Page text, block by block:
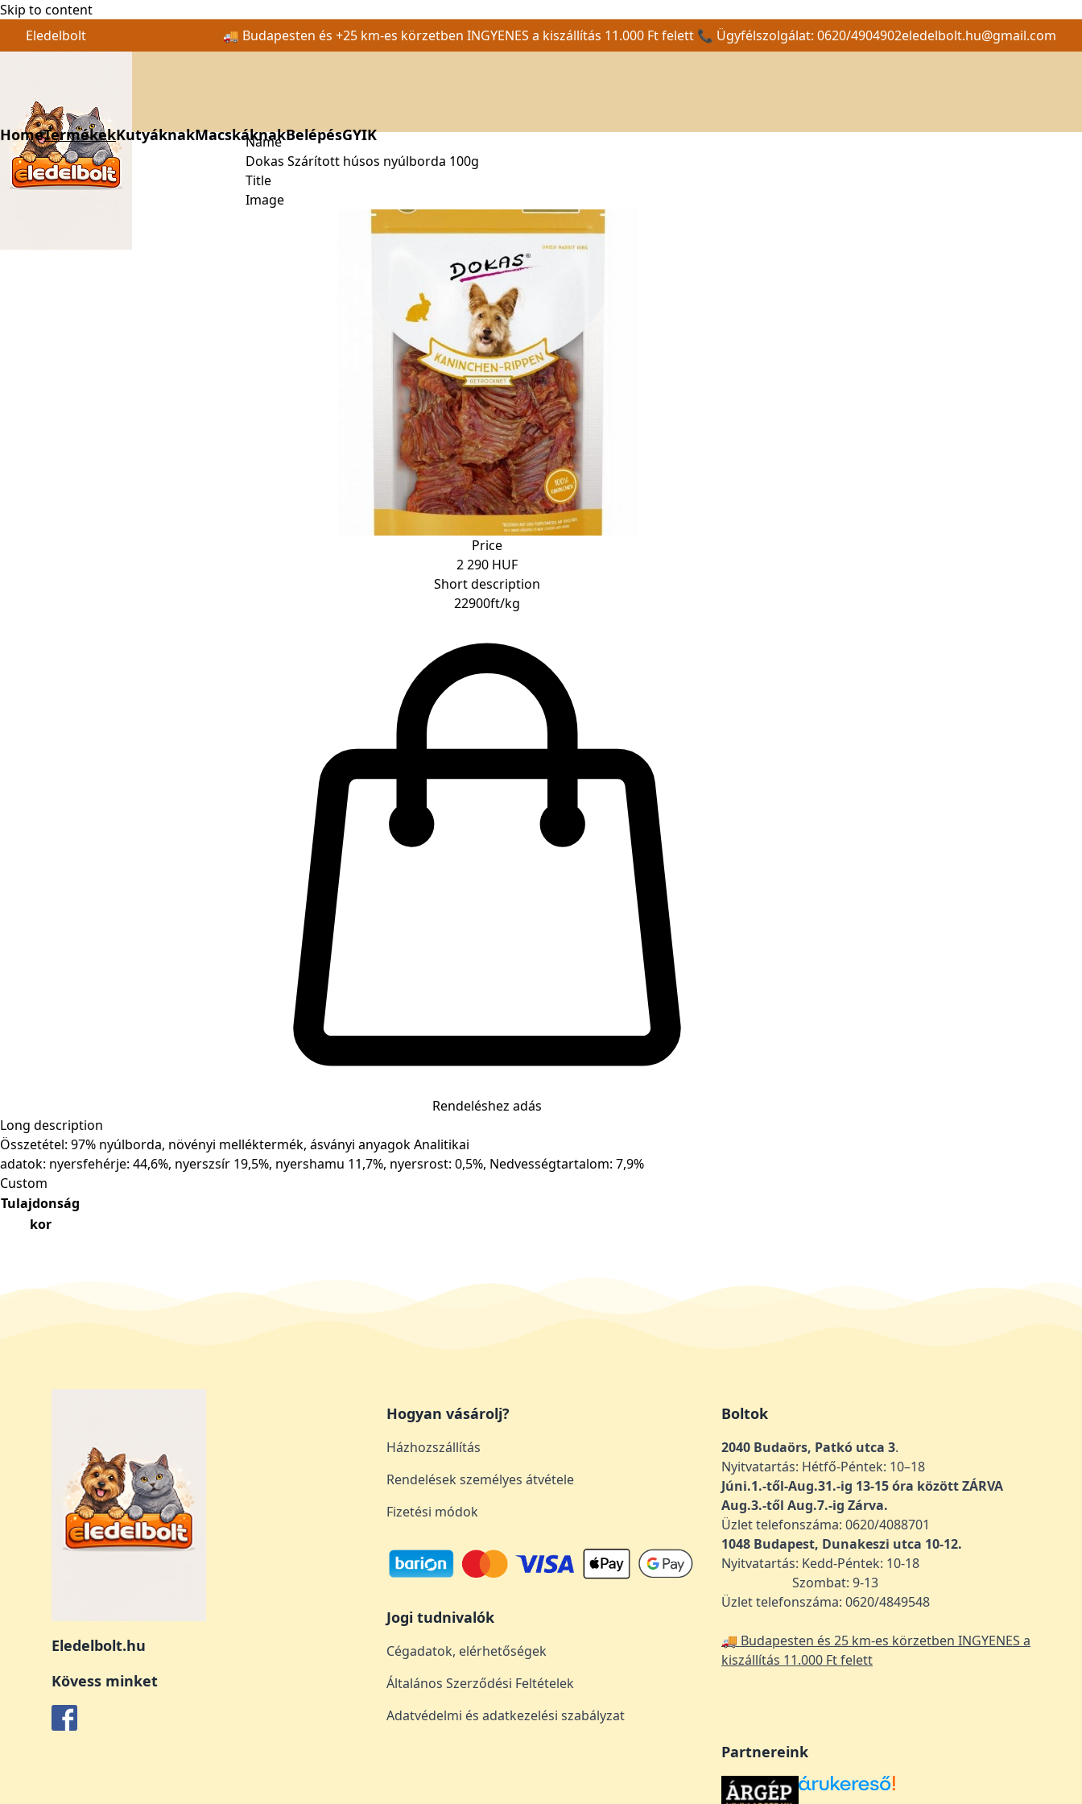
Skip to content
Eledelbolt
🚚 Budapesten és +25 km-es körzetben INGYENES a kiszállítás 11.000 Ft felett 📞 Ügyfélszolgálat: 0620/4904902eledelbolt.hu@gmail.com
HomeTermékekKutyáknakMacskáknakBelépésGYIK
Name
Dokas Szárított húsos nyúlborda 100g
Title
Image
Price
2 290 HUF
Short description
22900ft/kg
Rendeléshez adás
Long description
Összetétel: 97% nyúlborda, növényi melléktermék, ásványi anyagok Analitikai
adatok: nyersfehérje: 44,6%, nyerszsír 19,5%, nyershamu 11,7%, nyersrost: 0,5%, Nedvességtartalom: 7,9%
Custom
Tulajdonság
kor
Eledelbolt.hu
Kövess minket
Hogyan vásárolj?
Házhozszállítás
Rendelések személyes átvétele
Fizetési módok
Jogi tudnivalók
Cégadatok, elérhetőségek
Általános Szerződési Feltételek
Adatvédelmi és adatkezelési szabályzat
Boltok
2040 Budaörs, Patkó utca 3.
Nyitvatartás: Hétfő-Péntek: 10–18
Júni.1.-től-Aug.31.-ig 13-15 óra között ZÁRVA
Aug.3.-től Aug.7.-ig Zárva.
Üzlet telefonszáma: 0620/4088701
1048 Budapest, Dunakeszi utca 10-12.
Nyitvatartás: Kedd-Péntek: 10-18
Szombat: 9-13
Üzlet telefonszáma: 0620/4849548
🚚 Budapesten és 25 km-es körzetben INGYENES a
kiszállítás 11.000 Ft felett
Partnereink